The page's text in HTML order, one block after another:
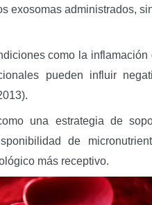
exosomas administrados,
como la
pueden influir
una estrategia de
de
más receptivo.